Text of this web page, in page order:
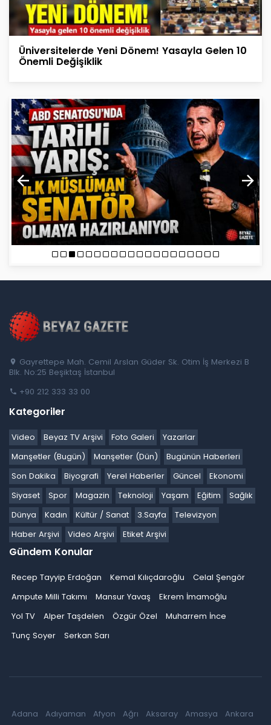
Üniversitelerde Yeni Dönem! Yasayla Gelen 10
Önemli Değişiklik
Gayrettepe Mah. Cemil Arslan Güder Sk. Otim İş Merkezi B
Blk. No:25 Beşiktaş İstanbul
+90 212 333 33 00
Kategoriler
Video Beyaz TV Arşivi Foto Galeri
Yazarlar
Manşetler (Bugün)
Manşetler (Dün)
Bugünün Haberleri
Son Dakika
Biyografi Yerel Haberler Güncel
Ekonomi
Siyaset
Spor Magazin Teknoloji Yaşam Eğitim
Sağlık
Dünya
Kadın Kültür / Sanat 3.Sayfa
Televizyon
Haber Arşivi
Video Arşivi Etiket Arşivi
Gündem Konular
Recep Tayyip Erdoğan Kemal Kılıçdaroğlu
Celal Şengör
Ampute Milli Takımı
Mansur Yavaş
Ekrem İmamoğlu
Yol TV
Alper Taşdelen Özgür Özel
Muharrem İnce
Tunç Soyer
Serkan Sarı
Adana Adıyaman Afyon Ağrı Aksaray Amasya
Ankara